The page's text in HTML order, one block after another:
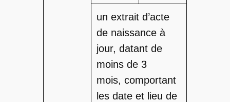
un extrait d’acte
de naissance à
jour, datant de
moins de 3
mois, comportant
les date et lieu de